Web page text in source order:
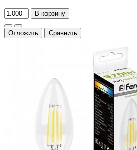
В корзину
Отложить Сравнить